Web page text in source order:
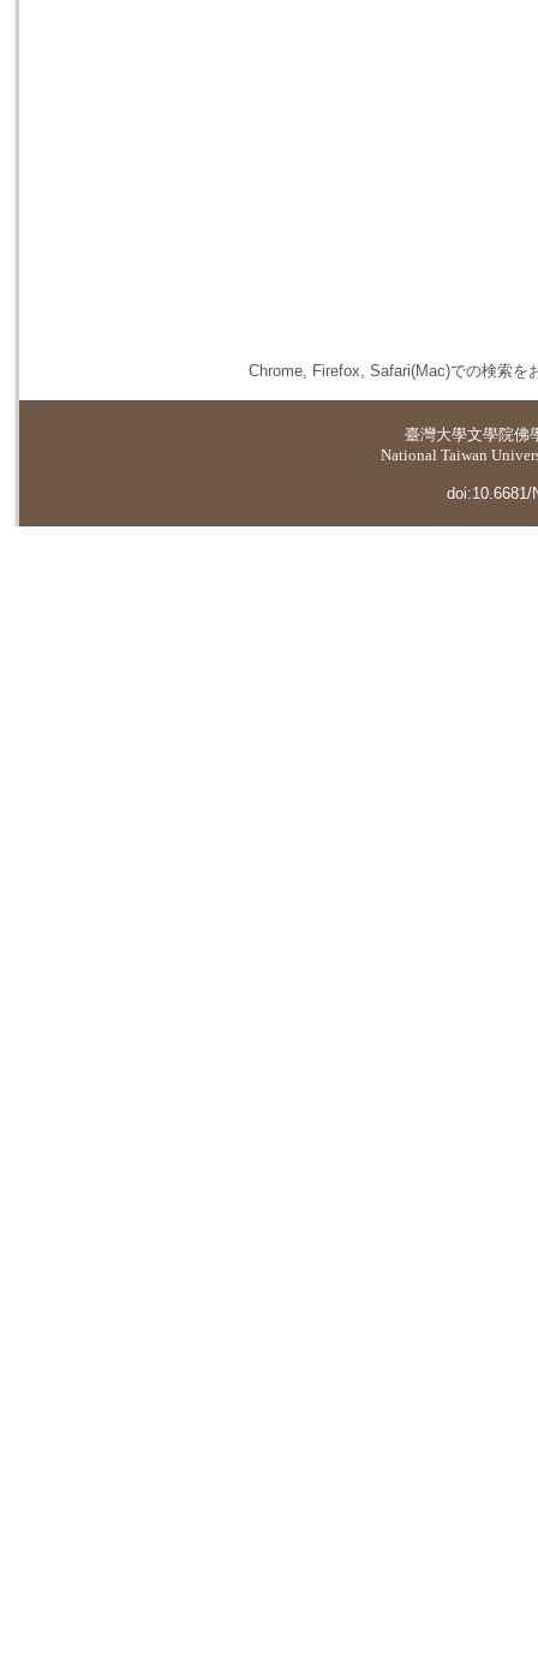
Chrome, Firefox, Safari(Mac)での検索を
臺灣大學文學院佛
National Taiwan
doi:10.6681/